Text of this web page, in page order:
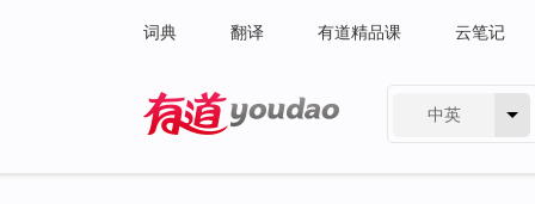
词典 翻译 有道精品课 云笔记
中英